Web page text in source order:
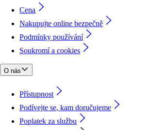
Cena
Nakupujte online bezpečně
Podmínky používání
Soukromí a cookies
O nás
Přístupnost
Podívejte se, kam doručujeme
Poplatek za službu